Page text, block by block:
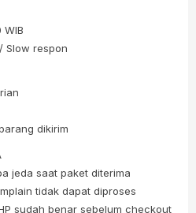
WIB
Slow respon
dikirim
jeda saat paket diterima
tidak dapat diproses
sudah benar sebelum checkout